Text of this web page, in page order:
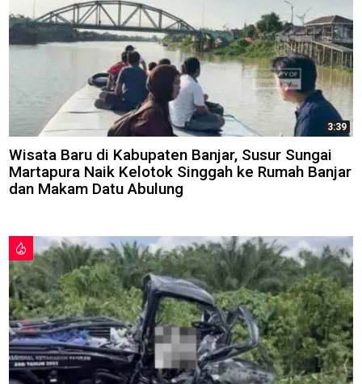
3:39
Wisata Baru di Kabupaten Banjar, Susur Sungai
Martapura Naik Kelotok Singgah ke Rumah Banjar
dan Makam Datu Abulung